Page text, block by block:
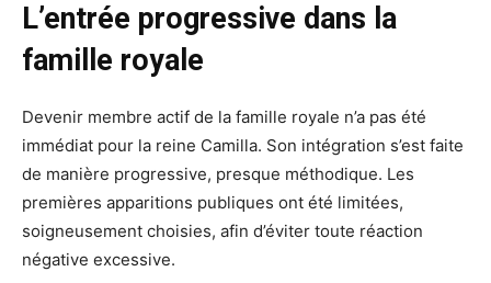
L’entrée progressive dans la
famille royale
Devenir membre actif de la famille royale n’a pas été
immédiat pour la reine Camilla. Son intégration s’est faite
de manière progressive, presque méthodique. Les
premières apparitions publiques ont été limitées,
soigneusement choisies, afin d’éviter toute réaction
négative excessive.